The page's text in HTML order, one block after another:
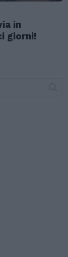
in
giorni!